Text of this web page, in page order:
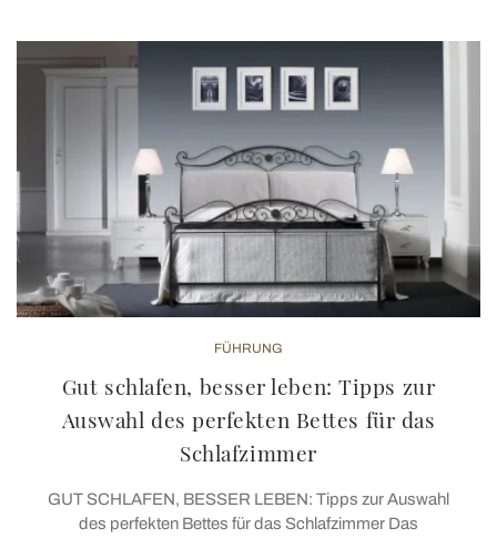
FÜHRUNG
Gut schlafen, besser leben: Tipps zur
Auswahl des perfekten Bettes für das
Schlafzimmer
GUT SCHLAFEN, BESSER LEBEN: Tipps zur Auswahl
des perfekten Bettes für das Schlafzimmer Das